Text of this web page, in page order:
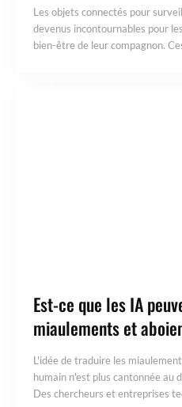
Les objets connectés pour
devenus incontournables pour
bien-être de leur compagnon.
Est-ce que les IA
miaulements et
L'idée de traduire les
humain n'est plus cantonnée au
Des chercheurs et entreprises